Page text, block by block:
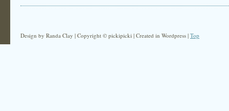
Design by Randa Clay | Copyright © pickipicki | Created in Wordpress | Top